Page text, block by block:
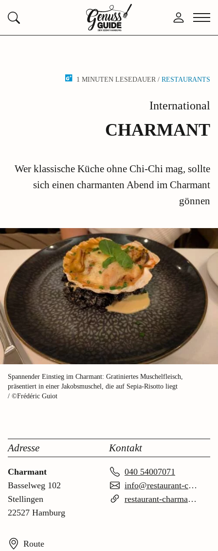
Suchen
Zurück
zur
Anmelden
Menü
1 MINUTEN LESEDAUER / RESTAURANTS
International
CHARMANT
Wer klassische Küche ohne Chi-Chi mag, sollte
sich einen charmanten Abend im Charmant
gönnen
Spannender Einstieg im Charmant: Gratiniertes Muschelfleisch,
präsentiert in einer Jakobsmuschel, die auf Sepia-Risotto liegt
/ ©Frédéric Guiot
Adresse
Charmant
Basselweg 102
Stellingen
22527 Hamburg
Route
Kontakt
040 54007071
info@restaurant-charmant.de
restaurant-charmant.de